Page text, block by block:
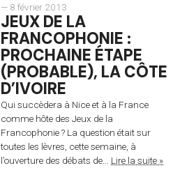
— 8 février 2013
JEUX DE LA
FRANCOPHONIE :
PROCHAINE ÉTAPE
(PROBABLE), LA CÔTE
D’IVOIRE
Qui succèdera à Nice et à la France
comme hôte des Jeux de la
Francophonie ? La question était sur
toutes les lèvres, cette semaine, à
l’ouverture des débats de... Lire la suite »